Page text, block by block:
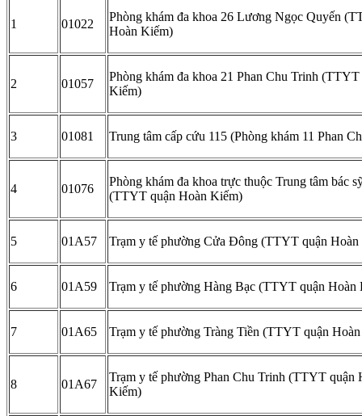
1 01022
Phòng khám đa khoa 26 Lương Ngọc Quyến
Hoàn Kiếm)
2 01057
Phòng khám đa khoa 21 Phan Chu Trinh
Kiếm)
3 01081 Trung tâm cấp cứu 115 (Phòng khám 11 Phan
4 01076
Phòng khám đa khoa trực thuộc Trung tâm bác
(TTYT quận Hoàn Kiếm)
5 01A57 Trạm y tế phường Cửa Đông (TTYT quận
6 01A59 Trạm y tế phường Hàng Bạc (TTYT quận Hoàn
7 01A65 Trạm y tế phường Tràng Tiền (TTYT quận
8 01A67
Trạm y tế phường Phan Chu Trinh (TTYT quận
Kiếm)